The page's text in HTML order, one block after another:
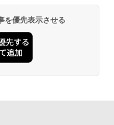
を優先表示させる